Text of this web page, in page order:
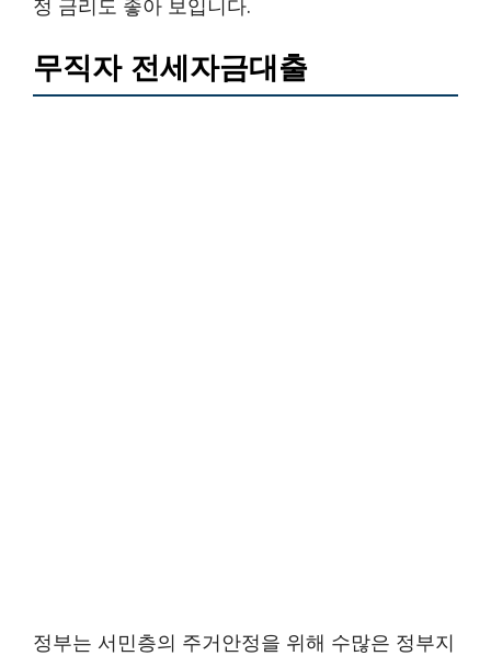
정 금리도 좋아 보입니다.
무직자 전세자금대출
정부는 서민층의 주거안정을 위해 수많은 정부지